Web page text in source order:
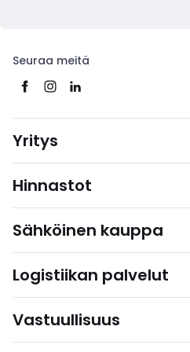
Seuraa meitä
Yritys
Hinnastot
Sähköinen kauppa
Logistiikan palvelut
Vastuullisuus